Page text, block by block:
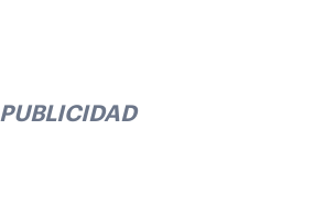
PUBLICIDAD